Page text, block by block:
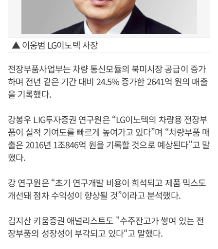
▲ 이웅범 LG이노텍 사장
전장부품사업부는 차량 통신모듈의 북미시장 공급이 증가
하며 전년 같은 기간 대비 24.5% 증가한 2641억 원의 매출
을 기록했다.
강봉우 LIG투자증권 연구원은 “LG이노텍의 차량용 전장부
품이 실적 기여도를 빠르게 높여가고 있다”며 “차량부품 매
출은 2016년 1조846억 원을 기록할 것으로 예상된다”고 말
했다.
강 연구원은 “초기 연구개발 비용이 희석되고 제품 믹스도
개선돼 점차 수익성이 향상될 것”이라고 분석했다.
김지산 키움증권 애널리스트도 "수주잔고가 쌓여 있는 전
장부품의 성장성이 부각되고 있다“고 말했다.